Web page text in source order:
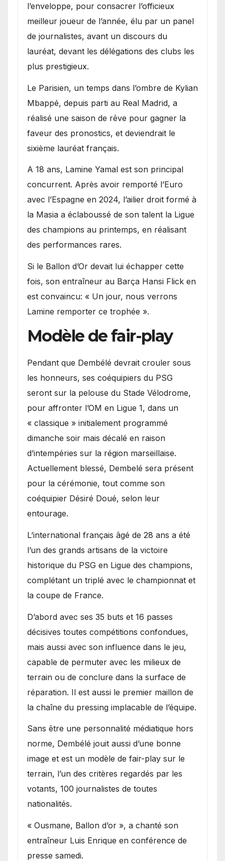
l’enveloppe, pour consacrer l’officieux
meilleur joueur de l’année, élu par un panel
de journalistes, avant un discours du
lauréat, devant les délégations des clubs les
plus prestigieux.
Le Parisien, un temps dans l’ombre de Kylian
Mbappé, depuis parti au Real Madrid, a
réalisé une saison de rêve pour gagner la
faveur des pronostics, et deviendrait le
sixième lauréat français.
A 18 ans, Lamine Yamal est son principal
concurrent. Après avoir remporté l’Euro
avec l’Espagne en 2024, l’ailier droit formé à
la Masia a éclaboussé de son talent la Ligue
des champions au printemps, en réalisant
des performances rares.
Si le Ballon d’Or devait lui échapper cette
fois, son entraîneur au Barça Hansi Flick en
est convaincu: « Un jour, nous verrons
Lamine remporter ce trophée ».
Modèle de fair-play
Pendant que Dembélé devrait crouler sous
les honneurs, ses coéquipiers du PSG
seront sur la pelouse du Stade Vélodrome,
pour affronter l’OM en Ligue 1, dans un
« classique » initialement programmé
dimanche soir mais décalé en raison
d’intempéries sur la région marseillaise.
Actuellement blessé, Dembelé sera présent
pour la cérémonie, tout comme son
coéquipier Désiré Doué, selon leur
entourage.
L’international français âgé de 28 ans a été
l’un des grands artisans de la victoire
historique du PSG en Ligue des champions,
complétant un triplé avec le championnat et
la coupe de France.
D’abord avec ses 35 buts et 16 passes
décisives toutes compétitions confondues,
mais aussi avec son influence dans le jeu,
capable de permuter avec les milieux de
terrain ou de conclure dans la surface de
réparation. Il est aussi le premier maillon de
la chaîne du pressing implacable de l’équipe.
Sans être une personnalité médiatique hors
norme, Dembélé jouit aussi d’une bonne
image et est un modèle de fair-play sur le
terrain, l’un des critères regardés par les
votants, 100 journalistes de toutes
nationalités.
« Ousmane, Ballon d’or », a chanté son
entraîneur Luis Enrique en conférence de
presse samedi.